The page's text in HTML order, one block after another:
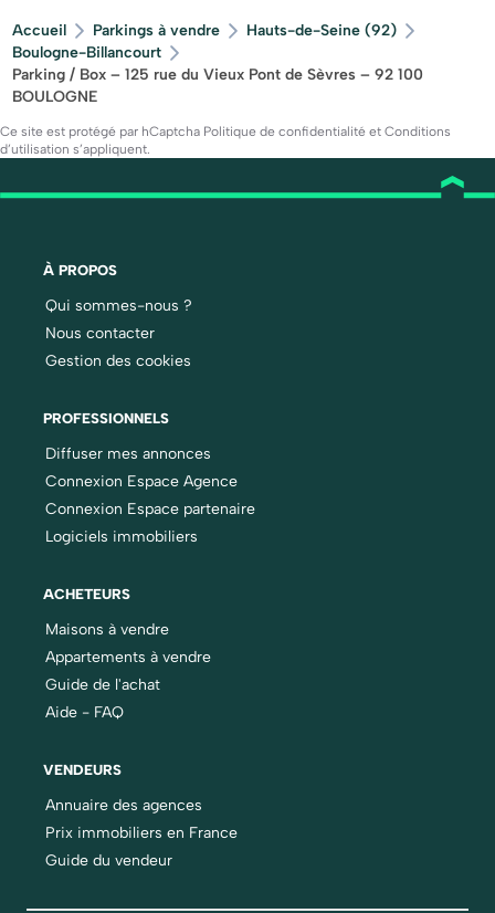
Accueil Parkings à vendre
Hauts-de-Seine (92)
Boulogne-Billancourt
Parking / Box – 125 rue du Vieux Pont de Sèvres – 92 100
BOULOGNE
Ce site est protégé par hCaptcha Politique de confidentialité et Conditions
d’utilisation s’appliquent.
À PROPOS
Qui sommes-nous ?
Nous contacter
Gestion des cookies
PROFESSIONNELS
Diffuser mes annonces
Connexion Espace Agence
Connexion Espace partenaire
Logiciels immobiliers
ACHETEURS
Maisons à vendre
Appartements à vendre
Guide de l'achat
Aide - FAQ
VENDEURS
Annuaire des agences
Prix immobiliers en France
Guide du vendeur